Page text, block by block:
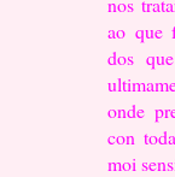
ao que
dos
onde
con
moi